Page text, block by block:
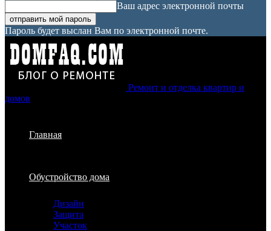
Ваш адрес электронной почты
Пароль будет выслан Вам по электронной почте.
Ремонт и отделка квартир и
домов
Главная
Обустройство дома
Дизайн
Защита
Участок